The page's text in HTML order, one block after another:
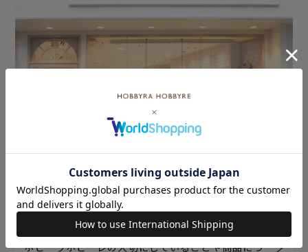
ホビーラホビーレについて
ホビーラホビーレの大切にしていることや商品につ